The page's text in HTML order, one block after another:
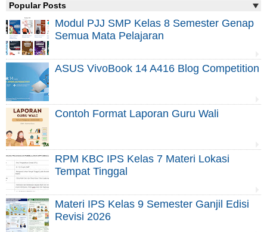
Popular Posts
Modul PJJ SMP Kelas 8 Semester Genap
Semua Mata Pelajaran
ASUS VivoBook 14 A416 Blog Competition
Contoh Format Laporan Guru Wali
RPM KBC IPS Kelas 7 Materi Lokasi
Tempat Tinggal
Materi IPS Kelas 9 Semester Ganjil Edisi
Revisi 2026